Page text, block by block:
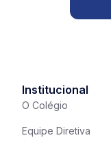
Institucional
O Colégio
Equipe Diretiva